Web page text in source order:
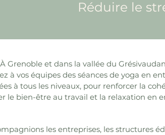
Réduire le
À Grenoble et dans la vallée du
à vos équipes des séances de yoga en
à tous les niveaux, pour renforcer la
le bien-être au travail et la relaxation en
les entreprises, les structures